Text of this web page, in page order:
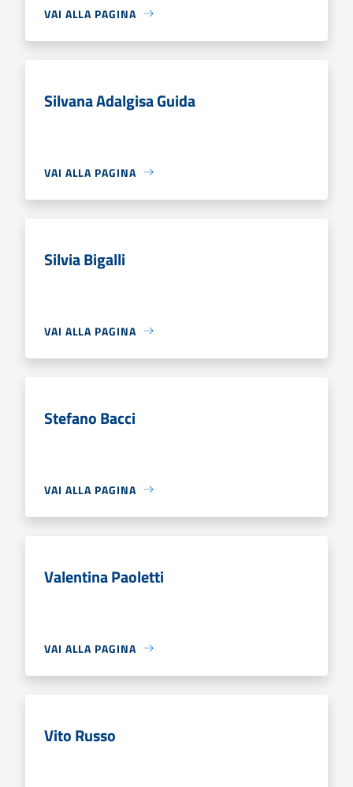
VAI ALLA PAGINA
Silvana Adalgisa Guida
VAI ALLA PAGINA
Silvia Bigalli
VAI ALLA PAGINA
Stefano Bacci
VAI ALLA PAGINA
Valentina Paoletti
VAI ALLA PAGINA
Vito Russo